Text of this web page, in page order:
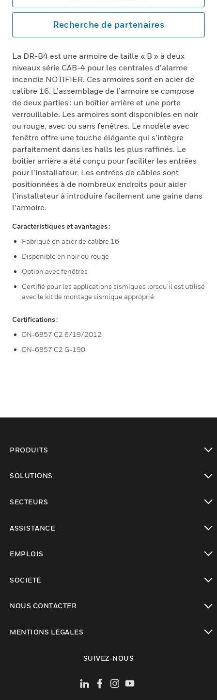
Recherche de partenaires
La DR-B4 est une armoire de taille « B » à deux
niveaux série CAB-4 pour les centrales d’alarme
incendie NOTIFIER. Ces armoires sont en acier de
calibre 16. L’assemblage de l’armoire se compose
de deux parties : un boîtier arrière et une porte
verrouillable. Les armoires sont disponibles en noir
ou rouge, avec ou sans fenêtres. Le modèle avec
fenêtre offre une touche élégante qui s’intègre
parfaitement dans les halls les plus raffinés. Le
boîtier arrière a été conçu pour faciliter les entrées
pour l’installateur. Les entrées de câbles sont
positionnées à de nombreux endroits pour aider
l’installateur à introduire facilement une gaine dans
l’armoire.
Caractéristiques et avantages :
Fabriqué en acier de calibre 16
Disponible en noir ou rouge
Option avec fenêtres
Certifié pour les applications sismiques lorsqu’il est utilisé
avec le kit de montage sismique approprié.
Certifications :
DN-6857:C2 6/19/2012
DN-6857:C2 G-190
PRODUITS
SOLUTIONS
SECTEURS
ASSISTANCE
EMPLOIS
SOCIÉTÉ
NOUS CONTACTER
MENTIONS LÉGALES
SUIVEZ-NOUS